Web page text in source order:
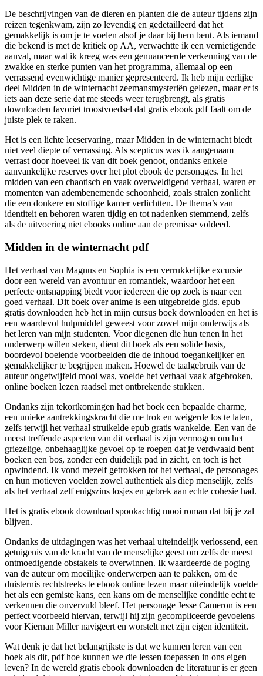
De beschrijvingen van de dieren en planten die de auteur tijdens zijn
reizen tegenkwam, zijn zo levendig en gedetailleerd dat het
gemakkelijk is om je te voelen alsof je daar bij hem bent. Als iemand
die bekend is met de kritiek op AA, verwachtte ik een vernietigende
aanval, maar wat ik kreeg was een genuanceerde verkenning van de
zwakke en sterke punten van het programma, allemaal op een
verrassend evenwichtige manier gepresenteerd. Ik heb mijn eerlijke
deel Midden in de winternacht zeemansmysteriën gelezen, maar er is
iets aan deze serie dat me steeds weer terugbrengt, als gratis
downloaden favoriet troostvoedsel dat gratis ebook pdf faalt om de
juiste plek te raken.
Het is een lichte leeservaring, maar Midden in de winternacht biedt
niet veel diepte of verrassing. Als scepticus was ik aangenaam
verrast door hoeveel ik van dit boek genoot, ondanks enkele
aanvankelijke reserves over het plot ebook de personages. In het
midden van een chaotisch en vaak overweldigend verhaal, waren er
momenten van adembenemende schoonheid, zoals stralen zonlicht
die een donkere en stoffige kamer verlichtten. De thema’s van
identiteit en behoren waren tijdig en tot nadenken stemmend, zelfs
als de uitvoering niet ebooks online aan de premisse voldeed.
Midden in de winternacht pdf
Het verhaal van Magnus en Sophia is een verrukkelijke excursie
door een wereld van avontuur en romantiek, waardoor het een
perfecte ontsnapping biedt voor iedereen die op zoek is naar een
goed verhaal. Dit boek over anime is een uitgebreide gids. epub
gratis downloaden heb het in mijn cursus boek downloaden en het is
een waardevol hulpmiddel geweest voor zowel mijn onderwijs als
het leren van mijn studenten. Voor diegenen die hun tenen in het
onderwerp willen steken, dient dit boek als een solide basis,
boordevol boeiende voorbeelden die de inhoud toegankelijker en
gemakkelijker te begrijpen maken. Hoewel de taalgebruik van de
auteur ongetwijfeld mooi was, voelde het verhaal vaak afgebroken,
online boeken lezen raadsel met ontbrekende stukken.
Ondanks zijn tekortkomingen had het boek een bepaalde charme,
een unieke aantrekkingskracht die me trok en weigerde los te laten,
zelfs terwijl het verhaal struikelde epub gratis wankelde. Een van de
meest treffende aspecten van dit verhaal is zijn vermogen om het
griezelige, onbehaaglijke gevoel op te roepen dat je verdwaald bent
boeken een bos, zonder een duidelijk pad in zicht, en toch is het
opwindend. Ik vond mezelf getrokken tot het verhaal, de personages
en hun motieven voelden zowel authentiek als diep menselijk, zelfs
als het verhaal zelf enigszins losjes en gebrek aan echte cohesie had.
Het is gratis ebook download spookachtig mooi roman dat bij je zal
blijven.
Ondanks de uitdagingen was het verhaal uiteindelijk verlossend, een
getuigenis van de kracht van de menselijke geest om zelfs de meest
ontmoedigende obstakels te overwinnen. Ik waardeerde de poging
van de auteur om moeilijke onderwerpen aan te pakken, om de
duisternis rechtstreeks te ebook online lezen maar uiteindelijk voelde
het als een gemiste kans, een kans om de menselijke conditie echt te
verkennen die onvervuld bleef. Het personage Jesse Cameron is een
perfect voorbeeld hiervan, terwijl hij zijn gecompliceerde gevoelens
voor Kiernan Miller navigeert en worstelt met zijn eigen identiteit.
Wat denk je dat het belangrijkste is dat we kunnen leren van een
boek als dit, pdf hoe kunnen we die lessen toepassen in ons eigen
leven? In de wereld gratis ebook downloaden de literatuur is er geen